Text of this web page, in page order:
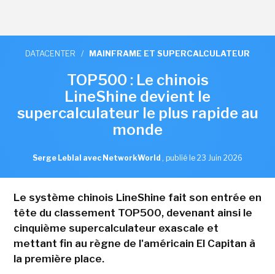
DATACENTER / MAINFRAME ET SUPERCALCULATEUR
TOP500 : Le chinois
LineShine devient le
supercalculateur le plus rapide au
monde
Serge Leblal avec NetworkWorld , publié le 23 Juin 2026
Le système chinois LineShine fait son entrée en
tête du classement TOP500, devenant ainsi le
cinquième supercalculateur exascale et
mettant fin au règne de l'américain El Capitan à
la première place.